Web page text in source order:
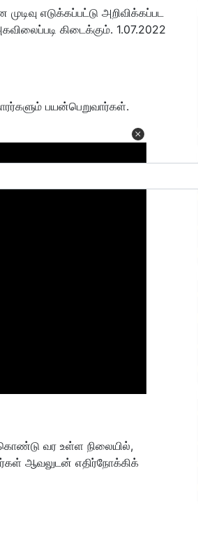
எடுக்கப்பட்டு அறிவிக்கப்பட
கிடைக்கும். 1.07.2022
பயன்பெறுவார்கள்.
வர உள்ள நிலையில்,
ஆவலுடன் எதிர்நோக்கிக்